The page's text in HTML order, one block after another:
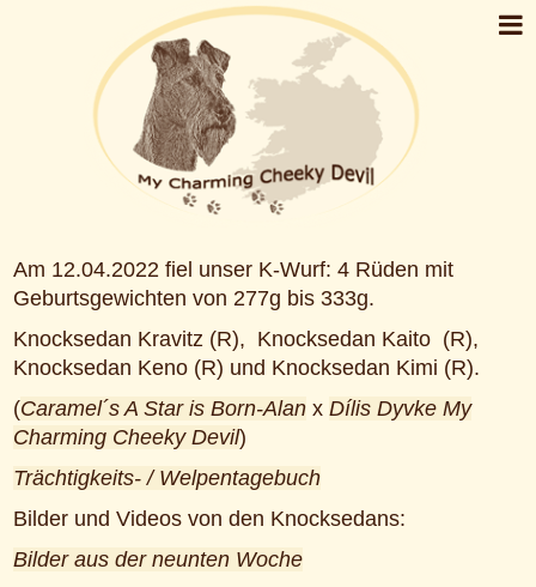
Am 12.04.2022 fiel unser K-Wurf: 4 Rüden mit
Geburtsgewichten von 277g bis 333g.
Knocksedan Kravitz (R), Knocksedan Kaito (R),
Knocksedan Keno (R) und Knocksedan Kimi (R).
(Caramel´s A Star is Born-Alanx Dílis Dyvke My
Charming Cheeky Devil)
Trächtigkeits- / Welpentagebuch
Bilder und Videos von den Knocksedans:
Bilder aus der neunten Woche